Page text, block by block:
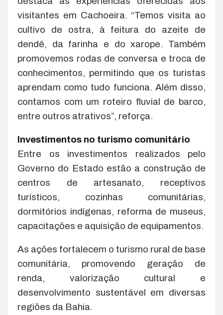
visitantes em Cachoeira. “Temos visita ao
cultivo de ostra, à feitura do azeite de
dendê, da farinha e do xarope. Também
promovemos rodas de conversa e troca de
conhecimentos, permitindo que os turistas
aprendam como tudo funciona. Além disso,
contamos com um roteiro fluvial de barco,
entre outros atrativos”, reforça.
Investimentos no turismo comunitário
Entre os investimentos realizados pelo
Governo do Estado estão a construção de
centros de artesanato, receptivos
turísticos, cozinhas comunitárias,
dormitórios indígenas, reforma de museus,
capacitações e aquisição de equipamentos.
As ações fortalecem o turismo rural de base
comunitária, promovendo geração de
renda, valorização cultural e
desenvolvimento sustentável em diversas
regiões da Bahia.